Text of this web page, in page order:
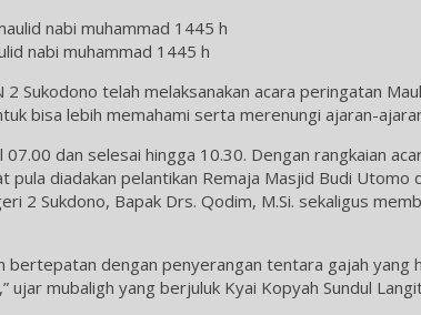
nabi muhammad 1445 h
2 Sukodono telah melaksanakan acara peringatan
bisa lebih memahami serta merenungi ajaran-
07.00 dan selesai hingga 10.30. Dengan rangkaian
pula diadakan pelantikan Remaja Masjid Budi
2 Sukdono, Bapak Drs. Qodim, M.Si. sekaligus
bertepatan dengan penyerangan tentara gajah yang
ujar mubaligh yang berjuluk Kyai Kopyah Sundul